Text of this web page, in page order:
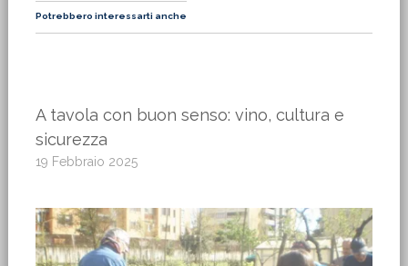
Potrebbero interessarti anche
A tavola con buon senso: vino, cultura e
sicurezza
19 Febbraio 2025